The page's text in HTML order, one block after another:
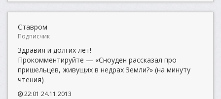
Ставром
Подписчик
Здравия и долгих лет!
Прокомментируйте — «Сноуден рассказал про
пришельцев, живущих в недрах Земли?» (на минуту
чтения)
22:01 24.11.2013